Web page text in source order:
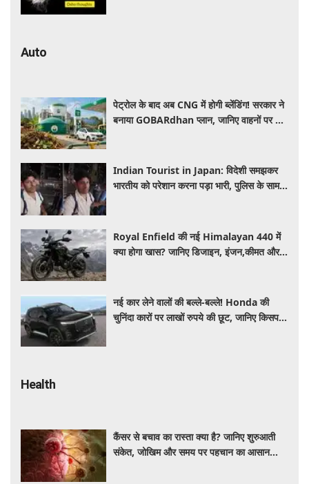
Auto
पेट्रोल के बाद अब CNG में होगी ब्लेंडिंग! सरकार ने
बनाया GOBARdhan प्लान, जानिए वाहनों पर क्या
Indian Tourist in Japan: विदेशी समझकर
भारतीय को परेशान करना पड़ा भारी, पुलिस के सामने
Royal Enfield की नई Himalayan 440 में
क्या होगा खास? जानिए डिजाइन, इंजन,कीमत और
नई कार लेने वालों की बल्ले-बल्ले! Honda की
चुनिंदा कारों पर लाखों रुपये की छूट, जानिए किसपर-
Health
कैंसर से बचाव का रास्ता क्या है? जानिए शुरुआती
संकेत, जोखिम और समय पर पहचान का आसान